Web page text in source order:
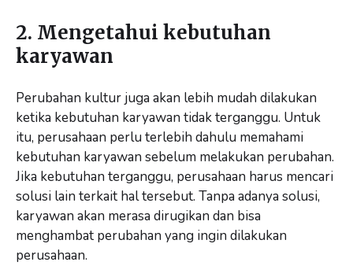
2. Mengetahui kebutuhan
karyawan
Perubahan kultur juga akan lebih mudah dilakukan
ketika kebutuhan karyawan tidak terganggu. Untuk
itu, perusahaan perlu terlebih dahulu memahami
kebutuhan karyawan sebelum melakukan perubahan.
Jika kebutuhan terganggu, perusahaan harus mencari
solusi lain terkait hal tersebut. Tanpa adanya solusi,
karyawan akan merasa dirugikan dan bisa
menghambat perubahan yang ingin dilakukan
perusahaan.